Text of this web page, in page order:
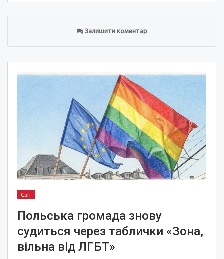
Залишити коментар
Світ
Польська громада знову
судиться через таблички «Зона,
вільна від ЛГБТ»